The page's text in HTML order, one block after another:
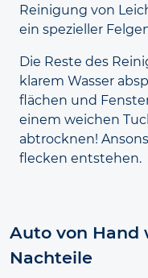
Reinigung von
ein spezieller
Die Reste des
klarem Wasser
flächen und
einem weichen
abtrocknen!
flecken entstehen.
Auto von Hand
Nachteile